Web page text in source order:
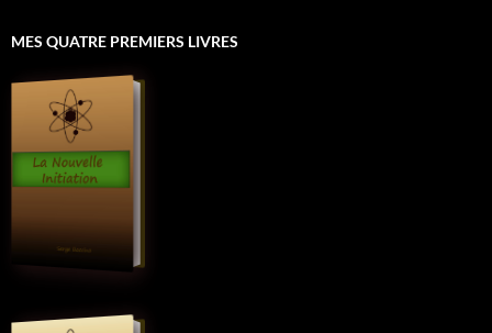
MES QUATRE PREMIERS LIVRES